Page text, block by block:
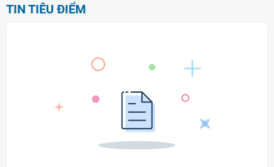
TIN TIÊU ĐIỂM